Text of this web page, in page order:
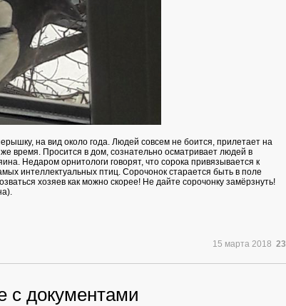
на вид около года. Людей совсем не боится, прилетает на
время. Просится в дом, сознательно осматривает людей в
Недаром орнитологи говорят, что сорока привязывается к
интеллектуальных птиц. Сорочонок старается быть в поле
хозяев как можно скорее! Не дайте сорочонку замёрзнуть!
15 марта 2018 23
с документами